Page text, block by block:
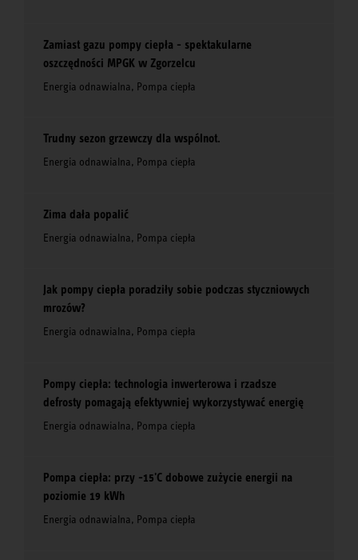
Zamiast gazu pompy ciepła - spektakularne
oszczędności MPGK w Zgorzelcu
Energia odnawialna, Pompa ciepła
Trudny sezon grzewczy dla wspólnot.
Energia odnawialna, Pompa ciepła
Zima dała popalić
Energia odnawialna, Pompa ciepła
Jak pompy ciepła poradziły sobie podczas styczniowych
mrozów?
Energia odnawialna, Pompa ciepła
Pompy ciepła: technologia inwerterowa i rzadsze
defrosty pomagają efektywniej wykorzystywać energię
Energia odnawialna, Pompa ciepła
Pompa ciepła: przy -15'C dobowe zużycie energii na
poziomie 19 kWh
Energia odnawialna, Pompa ciepła